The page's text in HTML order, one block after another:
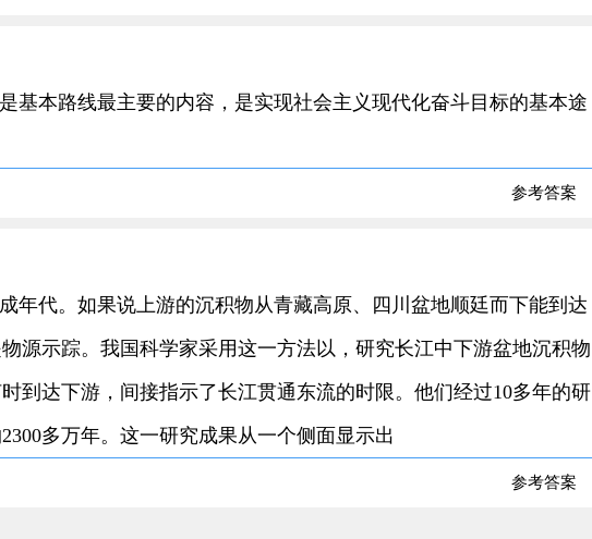
基本路线最主要的内容，是实现社会主义现代化奋斗目标的基本途
参考答案
年代。如果说上游的沉积物从青藏高原、四川盆地顺廷而下能到达
源示踪。我国科学家采用这一方法以，研究长江中下游盆地沉积物
到达下游，间接指示了长江贯通东流的时限。他们经过10多年的研
多万年。这一研究成果从一个侧面显示出
参考答案